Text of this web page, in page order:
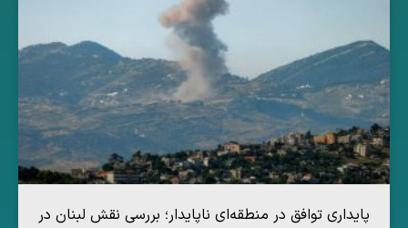
پایداری توافق در منطقه‌ای ناپایدار؛ بررسی نقش لبنان در